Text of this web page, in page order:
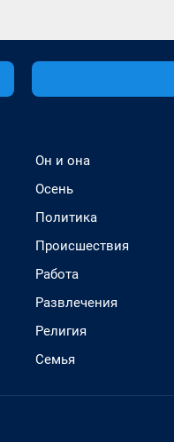
Он и она
Осень
Политика
Происшествия
Работа
Развлечения
Религия
Семья